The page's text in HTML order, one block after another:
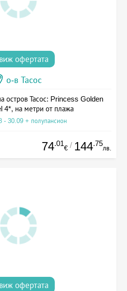
виж офертата
о-в Тасос
остров Тасос: Princess Golden
4*, на метри от плажа
- 30.09 + полупансион
74.01
€ / 144.75
лв.
виж офертата